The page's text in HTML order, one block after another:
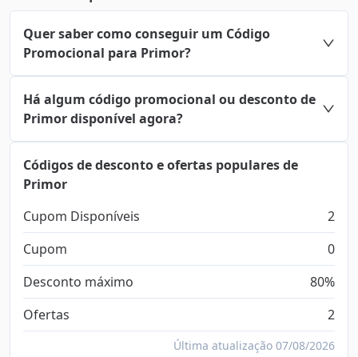
Quer saber como conseguir um Código
Promocional para Primor?
Há algum código promocional ou desconto de
Primor disponível agora?
Códigos de desconto e ofertas populares de
Primor
Cupom Disponíveis
2
Cupom
0
Desconto máximo
80%
Ofertas
2
Última atualização 07/08/2026